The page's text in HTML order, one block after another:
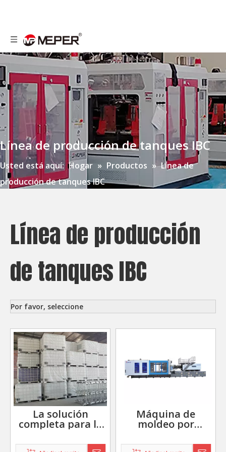
Línea de producción de tanques IBC
Usted está aquí: Hogar » Productos » Línea de
producción de tanques IBC
Línea de producción
de tanques IBC
Por favor, seleccione
La solución
completa para la
producción de
Máquina de
moldeo por
plástico para